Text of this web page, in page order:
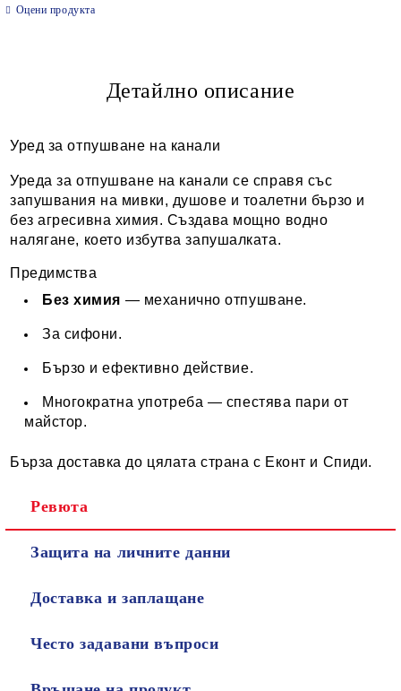
Ние ще се свържем с вас в рамките на работния ден.
Оцени продукта
Детайлно описание
Уред за отпушване на канали
Уреда за отпушване на канали се справя със
запушвания на мивки, душове и тоалетни бързо и
без агресивна химия. Създава мощно водно
налягане, което избутва запушалката.
Предимства
Без химия — механично отпушване.
За сифони.
Бързо и ефективно действие.
Многократна употреба — спестява пари от
майстор.
Бърза доставка до цялата страна с Еконт и Спиди.
Ревюта
Защита на личните данни
Доставка и заплащане
Често задавани въпроси